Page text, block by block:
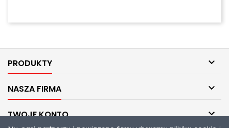
PRODUKTY 
NASZA FIRMA 
TWOJE KONTO 